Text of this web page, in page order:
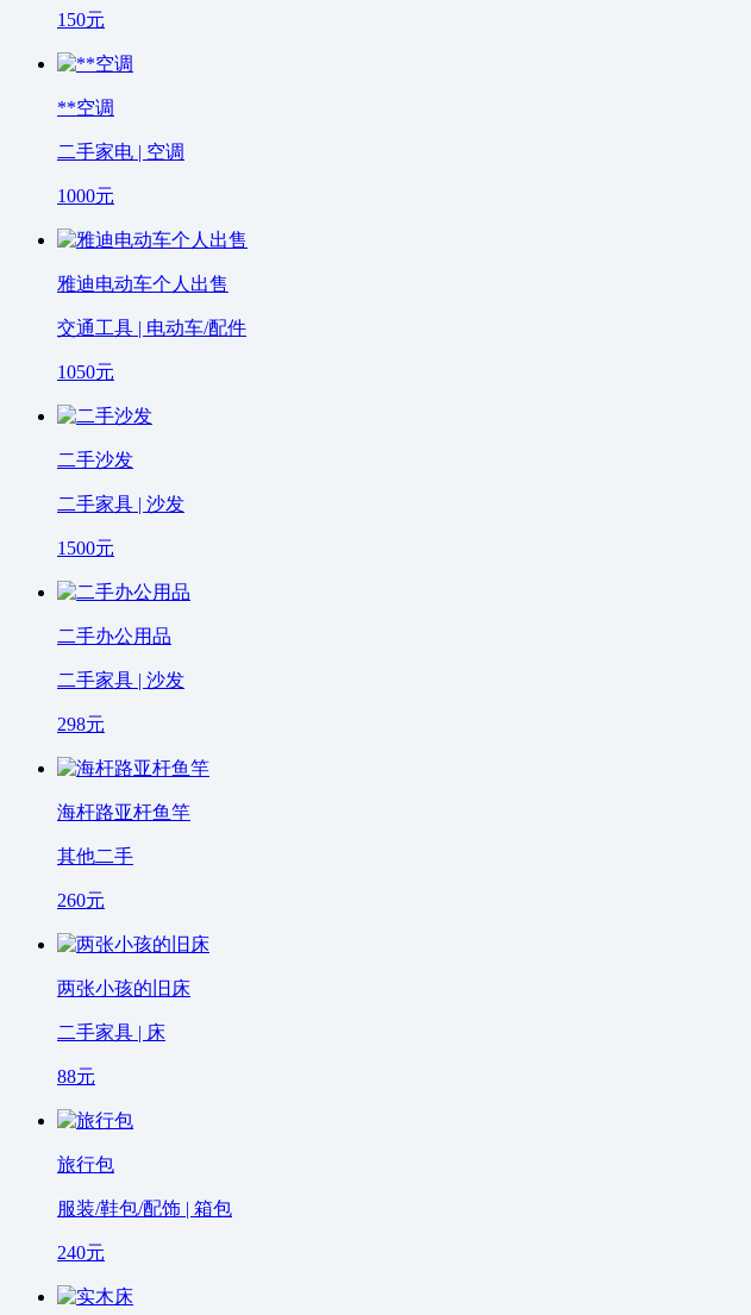
150元
**空调
二手家电 | 空调
1000元
雅迪电动车个人出售
交通工具 | 电动车/配件
1050元
二手沙发
二手家具 | 沙发
1500元
二手办公用品
二手家具 | 沙发
298元
海杆路亚杆鱼竿
其他二手
260元
两张小孩的旧床
二手家具 | 床
88元
旅行包
服装/鞋包/配饰 | 箱包
240元